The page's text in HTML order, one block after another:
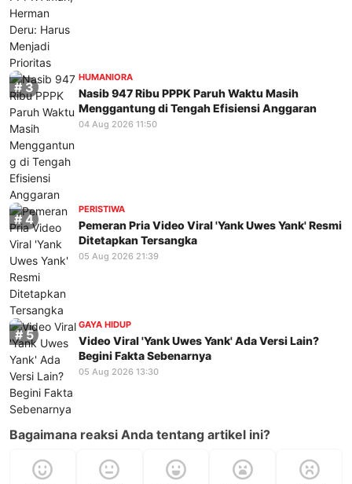
HUMANIORA
Nasib 947 Ribu PPPK Paruh Waktu Masih
Menggantung di Tengah Efisiensi Anggaran
04 Aug 2026 11:50
PERISTIWA
Pemeran Pria Video Viral 'Yank Uwes Yank' Resmi
Ditetapkan Tersangka
05 Aug 2026 21:39
GAYA HIDUP
Video Viral 'Yank Uwes Yank' Ada Versi Lain?
Begini Fakta Sebenarnya
05 Aug 2026 13:30
Bagaimana reaksi Anda tentang artikel ini?